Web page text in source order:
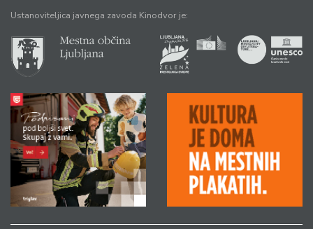
Ustanoviteljica javnega zavoda Kinodvor je: